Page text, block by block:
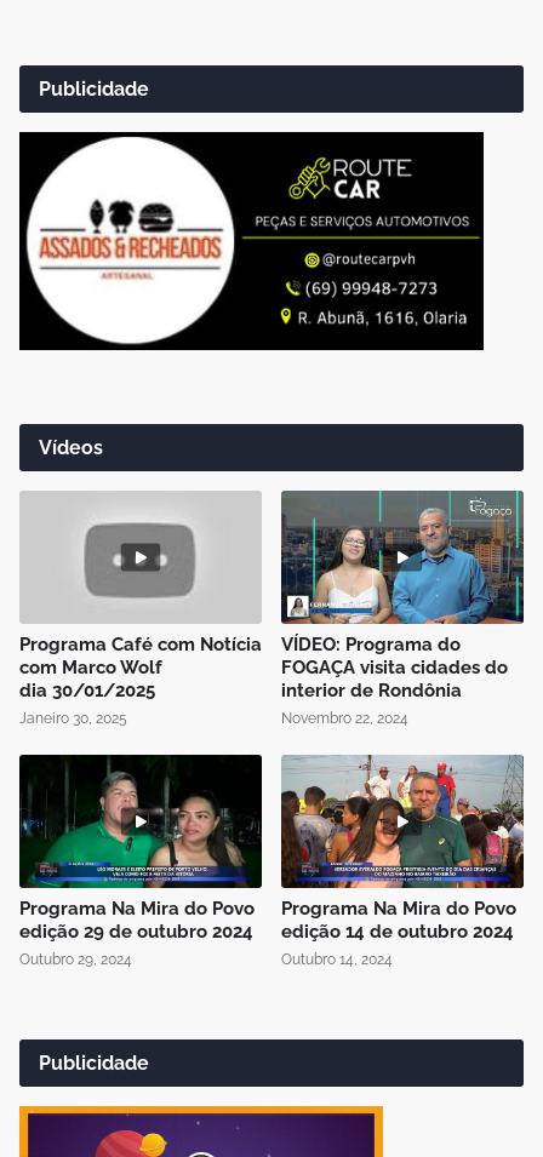
Publicidade
Vídeos
Programa Café com Notícia
com Marco Wolf
dia 30/01/2025
Janeiro 30, 2025
VÍDEO: Programa do
FOGAÇA visita cidades do
interior de Rondônia
Novembro 22, 2024
Programa Na Mira do Povo
edição 29 de outubro 2024
Outubro 29, 2024
Programa Na Mira do Povo
edição 14 de outubro 2024
Outubro 14, 2024
Publicidade